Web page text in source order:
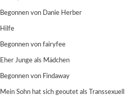
Begonnen von Danie Herber
Hilfe
Begonnen von fairyfee
Eher Junge als Mädchen
Begonnen von Findaway
Mein Sohn hat sich geoutet als